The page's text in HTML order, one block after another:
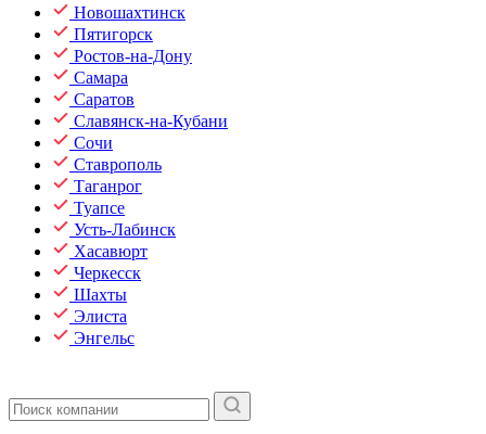
Новошахтинск
Пятигорск
Ростов-на-Дону
Самара
Саратов
Славянск-на-Кубани
Сочи
Ставрополь
Таганрог
Туапсе
Усть-Лабинск
Хасавюрт
Черкесск
Шахты
Элиста
Энгельс